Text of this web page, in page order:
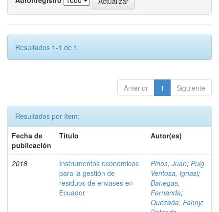
Resultados 1-1 de 1.
Anterior 1 Siguiente
Resultados por ítem:
Fecha de
publicación
Título Autor(es)
2018
Instrumentos económicos
para la gestión de
residuos de envases en
Ecuador
Pinos, Juan; Puig
Ventosa, Ignasi;
Banegas,
Fernanda;
Quezada, Fanny;